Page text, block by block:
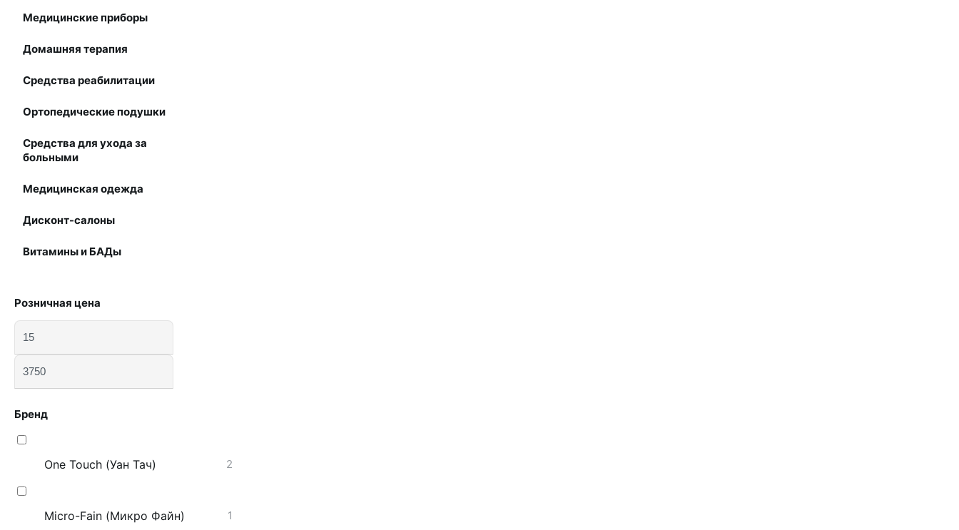
Медицинские приборы
Домашняя терапия
Средства реабилитации
Ортопедические подушки
Средства для ухода за
больными
Медицинская одежда
Дисконт-салоны
Витамины и БАДы
Розничная цена
Бренд
One Touch (Уан Тач) 2
Micro-Fain (Микро Файн) 1